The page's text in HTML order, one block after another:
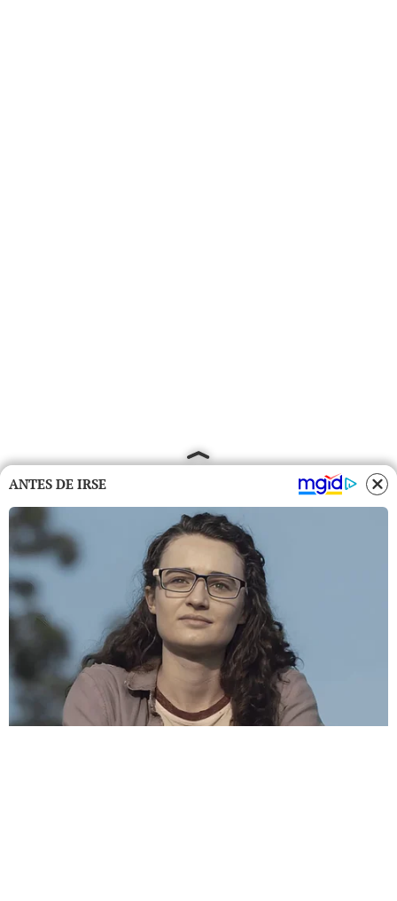
ANTES DE IRSE